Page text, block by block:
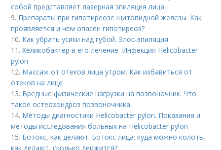
собой представляет лазерная эпиляция лица
9. Препараты при гипотиреозе щитовидной железы. Как
проявляется и чем опасен гипотиреоз?
10. Как убрать усики над губой. Элос-эпиляция
11.Хеликобактер и его лечение. Инфекция Helicobacter
pylori
12. Массаж от отеков лица утром. Как избавиться от
отеков на лице
13. Вредные физические нагрузки на позвоночник. Что
такое остеохондроз позвоночника.
14. Методы диагностики Helicobacter pylori. Показания и
методы исследования больных на Helicobacter pylori
15. Ботокс, как делают. Ботокс лица: куда можно колоть,
как делают, сколько держится?